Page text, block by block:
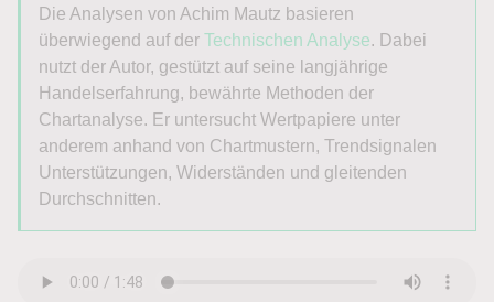
Die Analysen von Achim Mautz basieren
überwiegend auf der Technischen Analyse. Dabei
nutzt der Autor, gestützt auf seine langjährige
Handelserfahrung, bewährte Methoden der
Chartanalyse. Er untersucht Wertpapiere unter
anderem anhand von Chartmustern, Trendsignalen
Unterstützungen, Widerständen und gleitenden
Durchschnitten.